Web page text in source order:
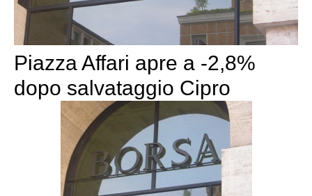
Piazza Affari apre a -2,8%
dopo salvataggio Cipro